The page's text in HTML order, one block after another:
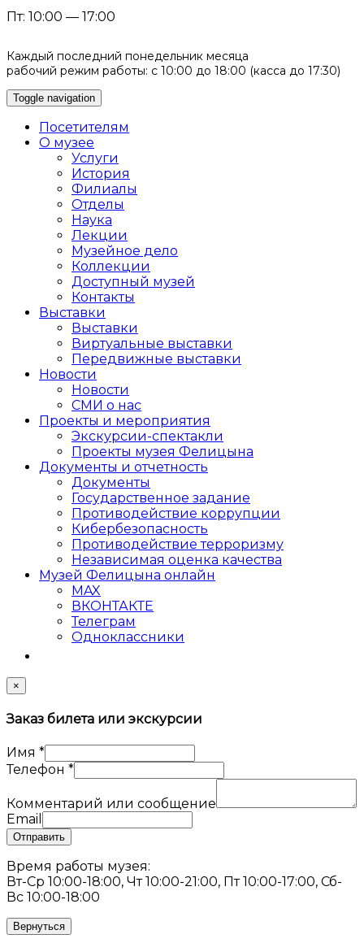
Пт: 10:00 — 17:00
Каждый последний понедельник месяца
рабочий режим работы: с 10:00 до 18:00 (касса до 17:30)
Toggle navigation
Посетителям
О музее
Услуги
История
Филиалы
Отделы
Наука
Лекции
Музейное дело
Коллекции
Доступный музей
Контакты
Выставки
Выставки
Виртуальные выставки
Передвижные выставки
Новости
Новости
СМИ о нас
Проекты и мероприятия
Экскурсии-спектакли
Проекты музея Фелицына
Документы и отчетность
Документы
Государственное задание
Противодействие коррупции
Кибер­безопасность
Противодействие терроризму
Независимая оценка качества
Музей Фелицына онлайн
MAX
ВКОНТАКТЕ
Телеграм
Одноклассники
×
Заказ билета или экскурсии
Имя *
Телефон *
Комментарий или сообщение
Email
Отправить
Время работы музея:
Вт-Ср 10:00-18:00, Чт 10:00-21:00, Пт 10:00-17:00, Сб-
Вс 10:00-18:00
Вернуться